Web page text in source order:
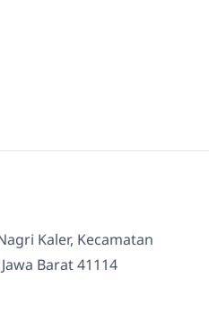
Kaler, Kecamatan
Barat 41114